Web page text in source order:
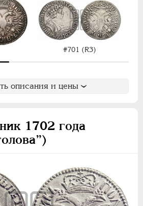
#701 (R3)
описания и цены
1702 года